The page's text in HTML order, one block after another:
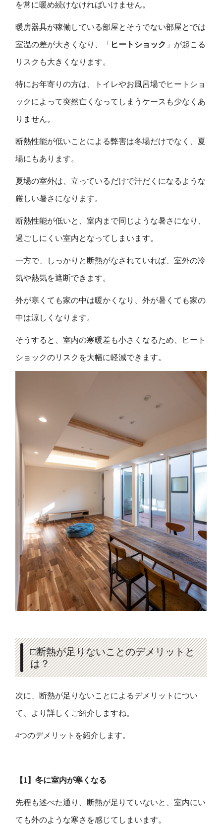
を常に暖め続けなければいけません。
暖房器具が稼働している部屋とそうでない部屋とでは
室温の差が大きくなり、「 ヒートショック 」が起こる
リスクも大きくなります。
特にお年寄りの方は、トイレやお風呂場でヒートショ
ックによって突然亡くなってしまうケースも少なくあ
りません。
断熱性能が低いことによる弊害は冬場だけでなく、夏
場にもあります。
夏場の室外は、立っているだけで汗だくになるような
厳しい暑さになります。
断熱性能が低いと、室内まで同じような暑さになり、
過ごしにくい室内となってしまいます。
一方で、しっかりと断熱がなされていれば、室外の冷
気や熱気を遮断できます。
外が寒くても家の中は暖かくなり、外が暑くても家の
中は涼しくなります。
そうすると、室内の寒暖差も小さくなるため、ヒート
ショックのリスクを大幅に軽減できます。
□断熱が足りないことのデメリットと
は？
次に、断熱が足りないことによるデメリットについ
て、より詳しくご紹介しますね。
4つのデメリットを紹介します。
【1】冬に室内が寒くなる
先程も述べた通り、断熱が足りていないと、室内にい
ても外のような寒さを感じてしまいます。